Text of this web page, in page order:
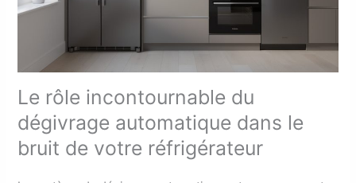
Le rôle incontournable du
dégivrage automatique dans le
bruit de votre réfrigérateur